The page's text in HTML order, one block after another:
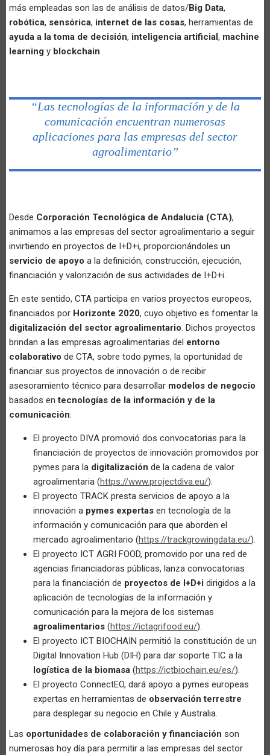
más empleadas son las de análisis de datos/Big Data,
robótica, sensórica, internet de las cosas, herramientas de
ayuda a la toma de decisión, inteligencia artificial, machine
learning y blockchain.
“Las tecnologías de la información y de la
comunicación encuentran numerosas
aplicaciones para las empresas del sector
agroalimentario”
Desde Corporación Tecnológica de Andalucía (CTA),
animamos a las empresas del sector agroalimentario a seguir
invirtiendo en proyectos de I+D+i, proporcionándoles un
servicio de apoyo a la definición, construcción, ejecución,
financiación y valorización de sus actividades de I+D+i.
En este sentido, CTA participa en varios proyectos europeos,
financiados por Horizonte 2020, cuyo objetivo es fomentar la
digitalización del sector agroalimentario. Dichos proyectos
brindan a las empresas agroalimentarias del entorno
colaborativo de CTA, sobre todo pymes, la oportunidad de
financiar sus proyectos de innovación o de recibir
asesoramiento técnico para desarrollar modelos de negocio
basados entecnologías de la información y de la
comunicación:
El proyecto DIVA promovió dos convocatorias para la
financiación de proyectos de innovación promovidos por
pymes para la digitalización de la cadena de valor
agroalimentaria (https://www.projectdiva.eu/).
El proyecto TRACK presta servicios de apoyo a la
innovación a pymes expertas en tecnología de la
información y comunicación para que aborden el
mercado agroalimentario (https://trackgrowingdata.eu/).
El proyecto ICT AGRI FOOD, promovido por una red de
agencias financiadoras públicas, lanza convocatorias
para la financiación de proyectos de I+D+i dirigidos a la
aplicación de tecnologías de la información y
comunicación para la mejora de los sistemas
agroalimentarios (https://ictagrifood.eu/).
El proyecto ICT BIOCHAIN permitió la constitución de un
Digital Innovation Hub (DIH) para dar soporte TIC a la
logística de la biomasa (https://ictbiochain.eu/es/).
El proyecto ConnectEO, dará apoyo a pymes europeas
expertas en herramientas de observación terrestre
para desplegar su negocio en Chile y Australia.
Las oportunidades de colaboración y financiación son
numerosas hoy día para permitir a las empresas del sector